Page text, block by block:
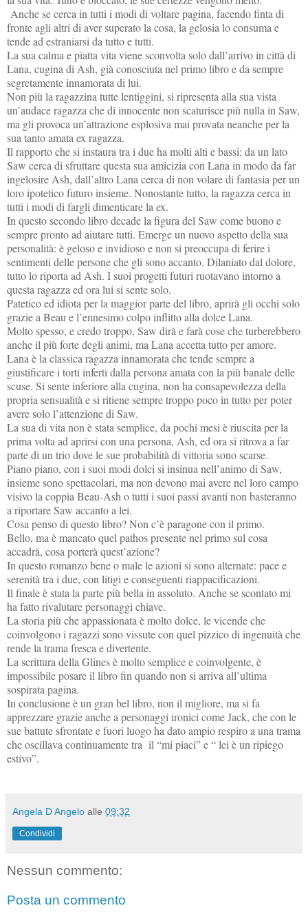
Anche se cerca in tutti i modi di voltare pagina, facendo finta di
fronte agli altri di aver superato la cosa, la gelosia lo consuma e
tende ad estraniarsi da tutto e tutti.
La sua calma e piatta vita viene sconvolta solo dall’arrivo in città di
Lana, cugina di Ash, già conosciuta nel primo libro e da sempre
segretamente innamorata di lui.
Non più la ragazzina tutte lentiggini, si ripresenta alla sua vista
un’audace ragazza che di innocente non scaturisce più nulla in Saw,
ma gli provoca un’attrazione esplosiva mai provata neanche per la
sua tanto amata ex ragazza.
Il rapporto che si instaura tra i due ha molti alti e bassi: da un lato
Saw cerca di sfruttare questa sua amicizia con Lana in modo da far
ingelosire Ash, dall’altro Lana cerca di non volare di fantasia per un
loro ipotetico futuro insieme. Nonostante tutto, la ragazza cerca in
tutti i modi di fargli dimenticare la ex.
In questo secondo libro decade la figura del Saw come buono e
sempre pronto ad aiutare tutti. Emerge un nuovo aspetto della sua
personalità: è geloso e invidioso e non si preoccupa di ferire i
sentimenti delle persone che gli sono accanto. Dilaniato dal dolore,
tutto lo riporta ad Ash. I suoi progetti futuri ruotavano intorno a
questa ragazza ed ora lui si sente solo.
Patetico ed idiota per la maggior parte del libro, aprirà gli occhi solo
grazie a Beau e l’ennesimo colpo inflitto alla dolce Lana.
Molto spesso, e credo troppo, Saw dirà e farà cose che turberebbero
anche il più forte degli animi, ma Lana accetta tutto per amore.
Lana è la classica ragazza innamorata che tende sempre a
giustificare i torti inferti dalla persona amata con la più banale delle
scuse. Si sente inferiore alla cugina, non ha consapevolezza della
propria sensualità e si ritiene sempre troppo poco in tutto per poter
avere solo l’attenzione di Saw.
La sua di vita non è stata semplice, da pochi mesi è riuscita per la
prima volta ad aprirsi con una persona, Ash, ed ora si ritrova a far
parte di un trio dove le sue probabilità di vittoria sono scarse.
Piano piano, con i suoi modi dolci si insinua nell’animo di Saw,
insieme sono spettacolari, ma non devono mai avere nel loro campo
visivo la coppia Beau-Ash o tutti i suoi passi avanti non basteranno
a riportare Saw accanto a lei.
Cosa penso di questo libro? Non c’è paragone con il primo.
Bello, ma è mancato quel pathos presente nel primo sul cosa
accadrà, cosa porterà quest’azione?
In questo romanzo bene o male le azioni si sono alternate: pace e
serenità tra i due, con litigi e conseguenti riappacificazioni.
Il finale è stata la parte più bella in assoluto. Anche se scontato mi
ha fatto rivalutare personaggi chiave.
La storia più che appassionata è molto dolce, le vicende che
coinvolgono i ragazzi sono vissute con quel pizzico di ingenuità che
rende la trama fresca e divertente.
La scrittura della Glines è molto semplice e coinvolgente, è
impossibile posare il libro fin quando non si arriva all’ultima
sospirata pagina.
In conclusione è un gran bel libro, non il migliore, ma si fa
apprezzare grazie anche a personaggi ironici come Jack, che con le
sue battute sfrontate e fuori luogo ha dato ampio respiro a una trama
che oscillava continuamente tra il “mi piaci” e “ lei è un ripiego
estivo”.
Angela D Angelo alle 09:32
Condividi
Nessun commento:
Posta un commento